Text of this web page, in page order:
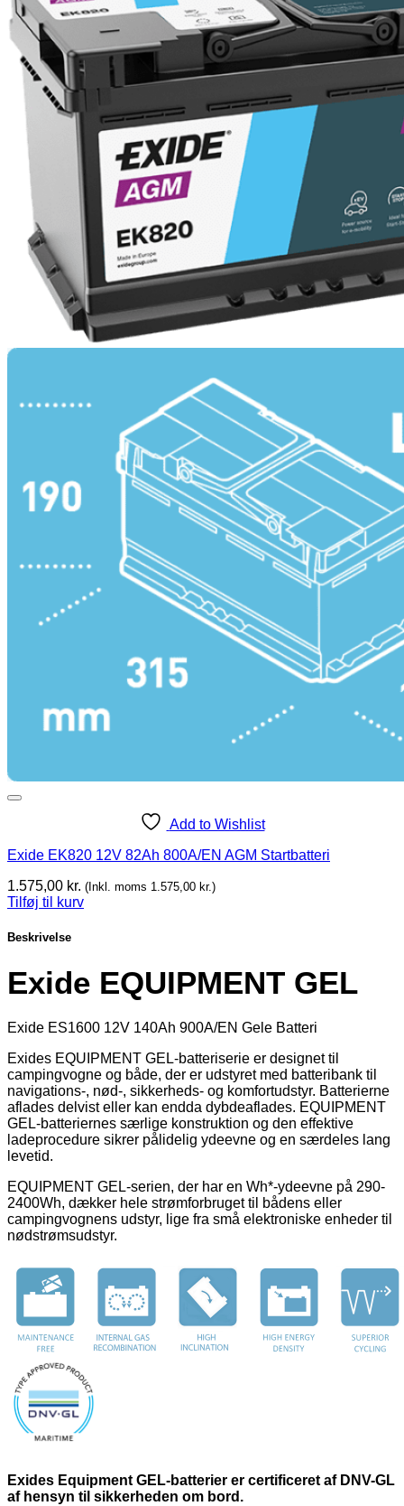
Add to Wishlist
Exide EK820 12V 82Ah 800A/EN AGM Startbatteri
1.575,00 kr. (Inkl. moms 1.575,00 kr.)
Tilføj til kurv
Beskrivelse
Exide EQUIPMENT GEL
Exide ES1600 12V 140Ah 900A/EN Gele Batteri
Exides EQUIPMENT GEL-batteriserie er designet til
campingvogne og både, der er udstyret med batteribank til
navigations-, nød-, sikkerheds- og komfortudstyr. Batterierne
aflades delvist eller kan endda dybdeaflades. EQUIPMENT
GEL-batteriernes særlige konstruktion og den effektive
ladeprocedure sikrer pålidelig ydeevne og en særdeles lang
levetid.
EQUIPMENT GEL-serien, der har en Wh*-ydeevne på 290-
2400Wh, dækker hele strømforbruget til bådens eller
campingvognens udstyr, lige fra små elektroniske enheder til
nødstrømsudstyr.
Exides Equipment GEL-batterier er certificeret af DNV-GL
af hensyn til sikkerheden om bord.